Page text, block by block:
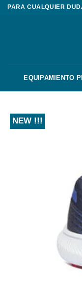
Saltar
PARA CUALQUIER
EQUIPAMIENTO
NEW !!!